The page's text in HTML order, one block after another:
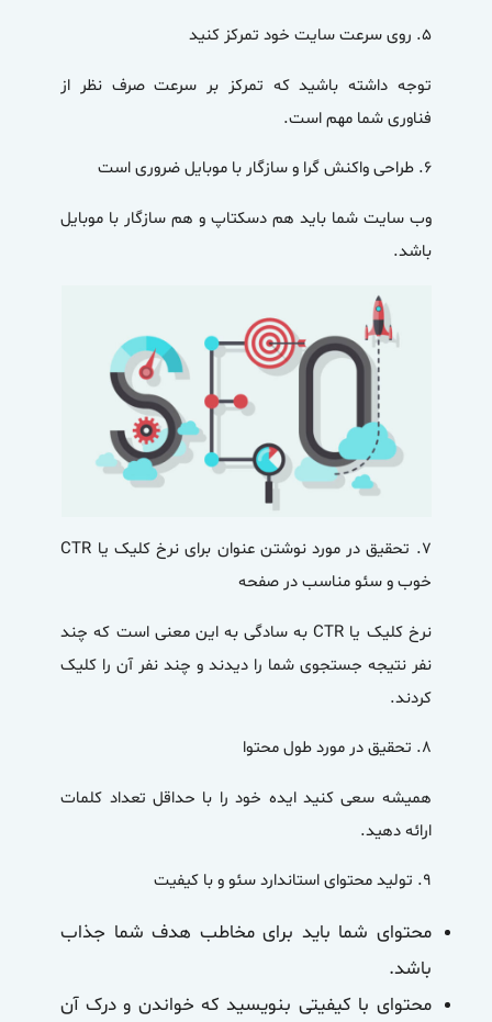
۵. روی سرعت سایت خود تمرکز کنید
توجه داشته باشید که تمرکز بر سرعت صرف نظر از
فناوری شما مهم است.
۶. طراحی واکنش گرا و سازگار با موبایل ضروری است
وب سایت شما باید هم دسکتاپ و هم سازگار با موبایل
باشد.
۷.
تحقیق در مورد نوشتن عنوان برای نرخ کلیک یا CTR
خوب و سئو مناسب در صفحه
نرخ کلیک یا CTR به سادگی به این معنی است که چند
نفر نتیجه جستجوی شما را دیدند و چند نفر آن را کلیک
کردند.
۸. تحقیق در مورد طول محتوا
همیشه سعی کنید ایده خود را با حداقل تعداد کلمات
ارائه دهید.
۹. تولید محتوای استاندارد سئو و با کیفیت
محتوای شما باید برای مخاطب هدف شما جذاب
باشد.
محتوای با کیفیتی بنویسید که خواندن و درک آن